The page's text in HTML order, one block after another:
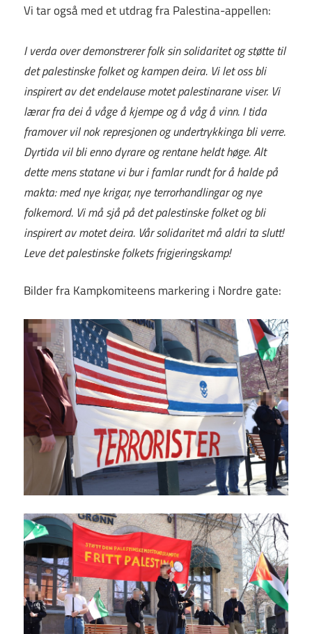
Vi tar også med et utdrag fra Palestina-appellen:
I verda over demonstrerer folk sin solidaritet og støtte til
det palestinske folket og kampen deira. Vi let oss bli
inspirert av det endelause motet palestinarane viser. Vi
lærar fra dei å våge å kjempe og å våg å vinn. I tida
framover vil nok represjonen og undertrykkinga bli verre.
Dyrtida vil bli enno dyrare og rentane heldt høge. Alt
dette mens statane vi bur i famlar rundt for å halde på
makta: med nye krigar, nye terrorhandlingar og nye
folkemord. Vi må sjå på det palestinske folket og bli
inspirert av motet deira. Vår solidaritet må aldri ta slutt!
Leve det palestinske folkets frigjeringskamp!
Bilder fra Kampkomiteens markering i Nordre gate: